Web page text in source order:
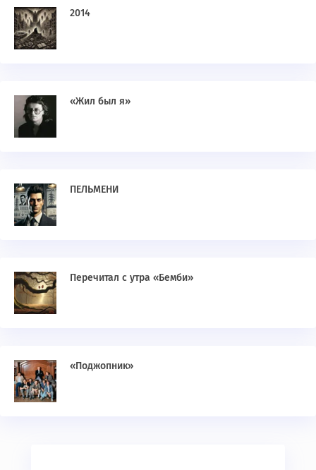
2014
«Жил был я»
ПЕЛЬМЕНИ
Перечитал с утра «Бемби»
«Поджопник»